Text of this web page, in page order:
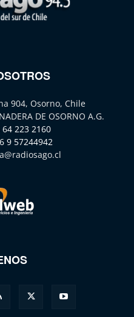
904, Osorno, Chile
DE OSORNO A.G.
64 223 2160
9 57244942